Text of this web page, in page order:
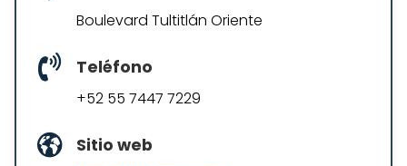
Boulevard Tultitlán Oriente
Teléfono
+52 55 7447 7229
Sitio web